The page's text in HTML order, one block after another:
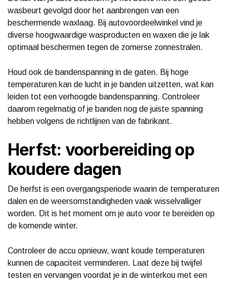
wasbeurt gevolgd door het aanbrengen van een
beschermende waxlaag. Bij autovoordeelwinkel vind je
diverse hoogwaardige wasproducten en waxen die je lak
optimaal beschermen tegen de zomerse zonnestralen.
Houd ook de bandenspanning in de gaten. Bij hoge
temperaturen kan de lucht in je banden uitzetten, wat kan
leiden tot een verhoogde bandenspanning. Controleer
daarom regelmatig of je banden nog de juiste spanning
hebben volgens de richtlijnen van de fabrikant.
Herfst: voorbereiding op
koudere dagen
De herfst is een overgangsperiode waarin de temperaturen
dalen en de weersomstandigheden vaak wisselvalliger
worden. Dit is het moment om je auto voor te bereiden op
de komende winter.
Controleer de accu opnieuw, want koude temperaturen
kunnen de capaciteit verminderen. Laat deze bij twijfel
testen en vervangen voordat je in de winterkou met een